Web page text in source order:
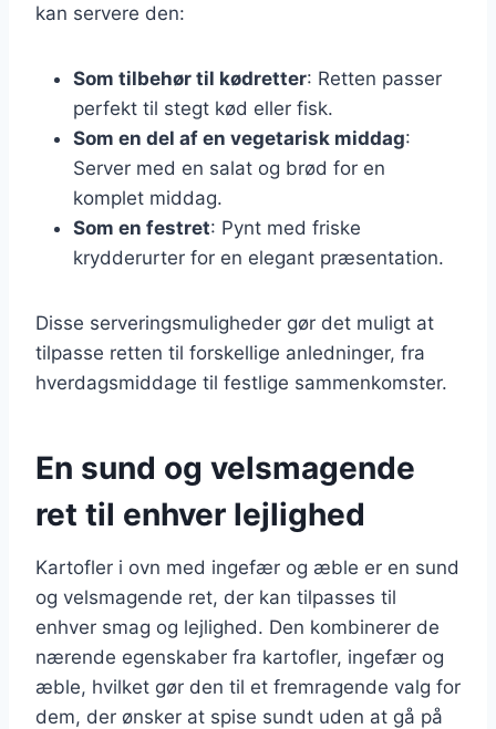
kan servere den:
Som tilbehør til kødretter: Retten passer
perfekt til stegt kød eller fisk.
Som en del af en vegetarisk middag:
Server med en salat og brød for en
komplet middag.
Som en festret: Pynt med friske
krydderurter for en elegant præsentation.
Disse serveringsmuligheder gør det muligt at
tilpasse retten til forskellige anledninger, fra
hverdagsmiddage til festlige sammenkomster.
En sund og velsmagende
ret til enhver lejlighed
Kartofler i ovn med ingefær og æble er en sund
og velsmagende ret, der kan tilpasses til
enhver smag og lejlighed. Den kombinerer de
nærende egenskaber fra kartofler, ingefær og
æble, hvilket gør den til et fremragende valg for
dem, der ønsker at spise sundt uden at gå på